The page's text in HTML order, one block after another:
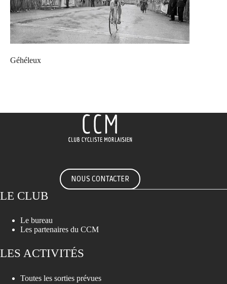
Géhéleux
NOUS CONTACTER
LE CLUB
Le bureau
Les partenaires du CCM
LES ACTIVITÉS
Toutes les sorties prévues